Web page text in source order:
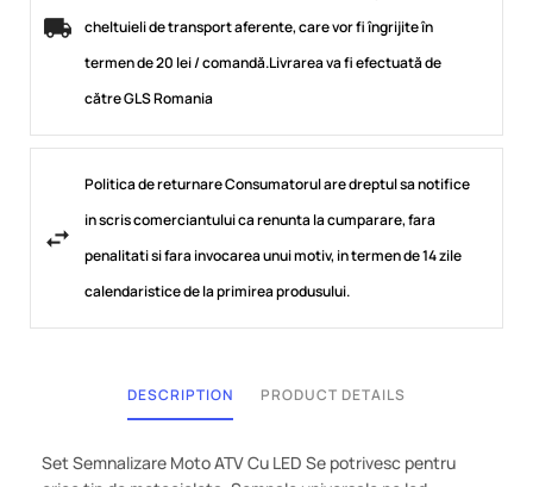
cheltuieli de transport aferente, care vor fi îngrijite în
termen de 20 lei / comandă.Livrarea va fi efectuată de
către GLS Romania
Politica de returnare Consumatorul are dreptul sa notifice
in scris comerciantului ca renunta la cumparare, fara
penalitati si fara invocarea unui motiv, in termen de 14 zile
calendaristice de la primirea produsului.
DESCRIPTION PRODUCT DETAILS
Set Semnalizare Moto ATV Cu LED Se potrivesc pentru